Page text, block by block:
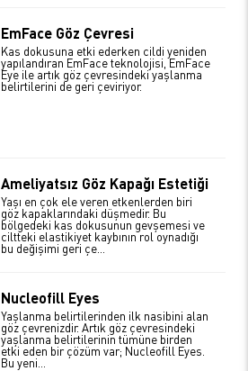
EmFace Göz Çevresi
Kas dokusuna etki ederken cildi yeniden
yapılandıran EmFace teknolojisi, EmFace
Eye ile artık göz çevresindeki yaşlanma
belirtilerini de geri çeviriyor.
Ameliyatsız Göz Kapağı Estetiği
Yaşı en çok ele veren etkenlerden biri
göz kapaklarındaki düşmedir. Bu
bölgedeki kas dokusunun gevşemesi ve
ciltteki elastikiyet kaybının rol oynadığı
bu değişimi geri çe...
Nucleofill Eyes
Yaşlanma belirtilerinden ilk nasibini alan
göz çevrenizdir. Artık göz çevresindeki
yaşlanma belirtilerinin tümüne birden
etki eden bir çözüm var; Nucleofill Eyes.
Bu yeni...